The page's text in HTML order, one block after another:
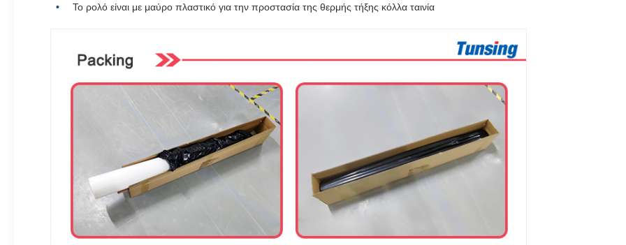
Το ρολό είναι με μαύρο πλαστικό για την προστασία της θερμής τήξης κόλλα ταινία